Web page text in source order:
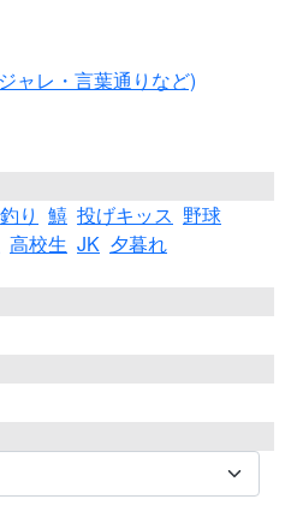
ャレ・言葉通りなど)
釣り 鱚 投げキッス 野球
高校生 JK 夕暮れ